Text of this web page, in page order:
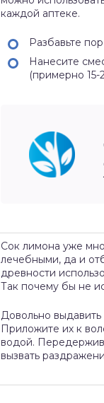
каждой аптеке.
Разбавьте
Нанесите
(примерно 15-
Сок лимона уже
лечебными, да и
древности
Так почему бы не
Довольно
Приложите их к
водой.
вызвать